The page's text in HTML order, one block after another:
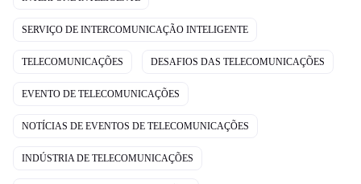
SERVIÇO DE INTERCOMUNICAÇÃO INTELIGENTE
TELECOMUNICAÇÕES DESAFIOS DAS TELECOMUNICAÇÕES
EVENTO DE TELECOMUNICAÇÕES
NOTÍCIAS DE EVENTOS DE TELECOMUNICAÇÕES
INDÚSTRIA DE TELECOMUNICAÇÕES